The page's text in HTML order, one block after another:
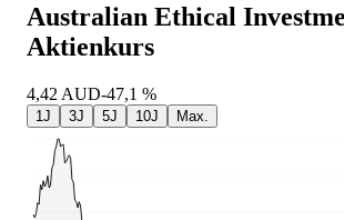
Australian Ethical
Aktienkurs
4,42 AUD-47,1 %
1J 3J 5J 10J Max.